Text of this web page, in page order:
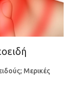
Μερικές